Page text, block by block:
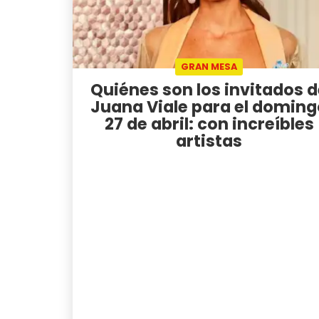
GRAN MESA
Quiénes son los invitados
Juana Viale para el
27 de abril: con increíbles
artistas